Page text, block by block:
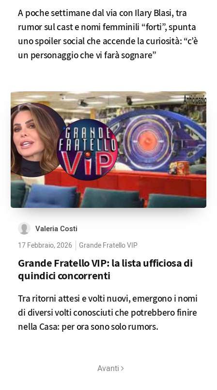
A poche settimane dal via con Ilary Blasi, tra
rumor sul cast e nomi femminili “forti”, spunta
uno spoiler social che accende la curiosità: “c’è
un personaggio che vi farà sognare”
Valeria Costi
17 Febbraio, 2026 Grande Fratello VIP
Grande Fratello VIP: la lista ufficiosa di
quindici concorrenti
Tra ritorni attesi e volti nuovi, emergono i nomi
di diversi volti conosciuti che potrebbero finire
nella Casa: per ora sono solo rumors.
Avanti